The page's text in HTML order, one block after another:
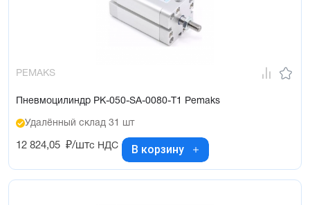
PEMAKS
Пневмоцилиндр PK-050-SA-0080-T1 Pemaks
Удалённый склад 31 шт
12 824,05 ₽/штс НДС В корзину